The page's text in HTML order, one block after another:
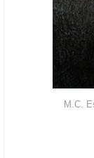
M.C.